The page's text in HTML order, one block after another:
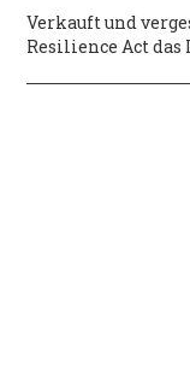
Verkauft und
Resilience Act